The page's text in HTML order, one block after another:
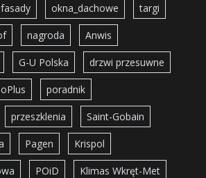
fasady okna_dachowe targi
nagroda Anwis
G-U Polska drzwi przesuwne
poradnik
przeszklenia Saint-Gobain
Pagen Krispol
POiD Klimas Wkręt-Met